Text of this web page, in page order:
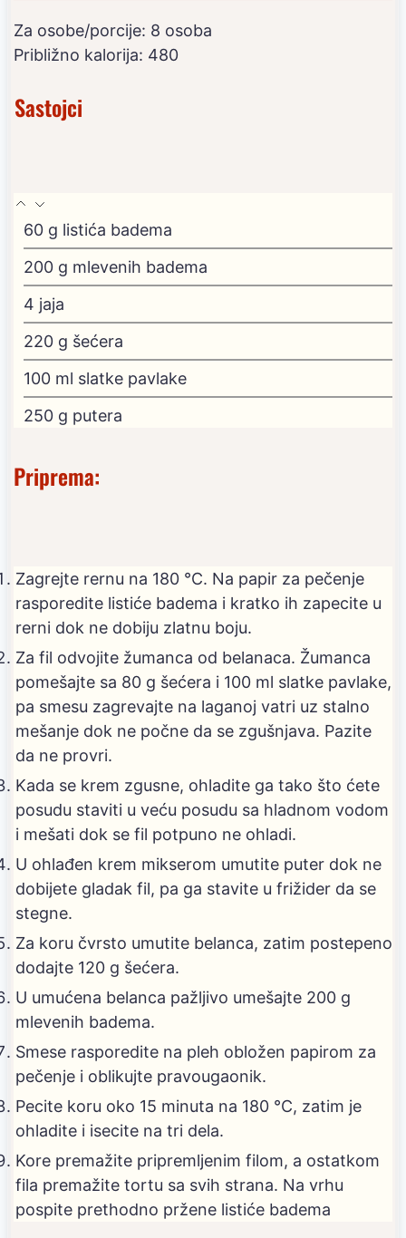
Za osobe/porcije: 8 osoba
Približno kalorija: 480
Sastojci
60 g listića badema
200 g mlevenih badema
4 jaja
220 g šećera
100 ml slatke pavlake
250 g putera
Priprema:
Zagrejte rernu na 180 °C. Na papir za pečenje
rasporedite listiće badema i kratko ih zapecite u
rerni dok ne dobiju zlatnu boju.
Za fil odvojite žumanca od belanaca. Žumanca
pomešajte sa 80 g šećera i 100 ml slatke pavlake,
pa smesu zagrevajte na laganoj vatri uz stalno
mešanje dok ne počne da se zgušnjava. Pazite
da ne provri.
Kada se krem zgusne, ohladite ga tako što ćete
posudu staviti u veću posudu sa hladnom vodom
i mešati dok se fil potpuno ne ohladi.
U ohlađen krem mikserom umutite puter dok ne
dobijete gladak fil, pa ga stavite u frižider da se
stegne.
Za koru čvrsto umutite belanca, zatim postepeno
dodajte 120 g šećera.
U umućena belanca pažljivo umešajte 200 g
mlevenih badema.
Smese rasporedite na pleh obložen papirom za
pečenje i oblikujte pravougaonik.
Pecite koru oko 15 minuta na 180 °C, zatim je
ohladite i isecite na tri dela.
Kore premažite pripremljenim filom, a ostatkom
fila premažite tortu sa svih strana. Na vrhu
pospite prethodno pržene listiće badema